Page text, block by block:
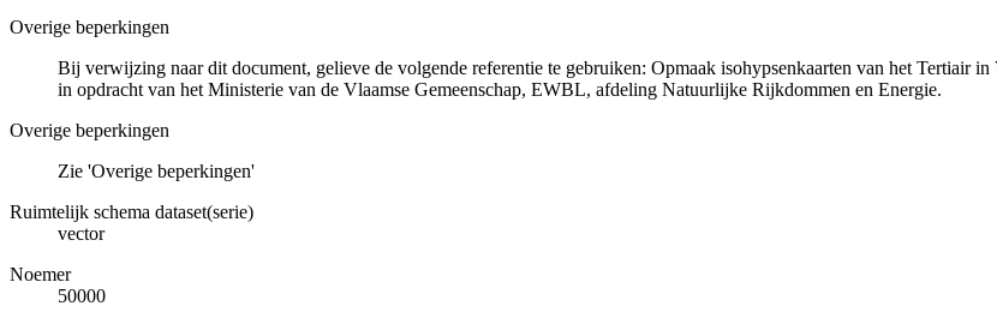
Overige beperkingen
Bij verwijzing naar dit document, gelieve de volgende referentie te gebruiken: Opmaak isohypsenkaarten van het Tertiair
in opdracht van het Ministerie van de Vlaamse Gemeenschap, EWBL, afdeling Natuurlijke Rijkdommen en Energie.
Overige beperkingen
Zie 'Overige beperkingen'
Ruimtelijk schema dataset(serie)
vector
Noemer
50000